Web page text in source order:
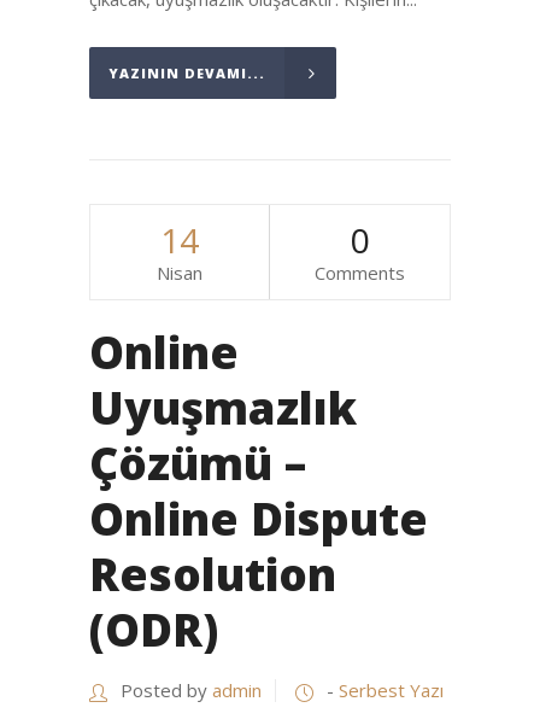
YAZININ DEVAMI...
14
Nisan
0
Comments
Online
Uyuşmazlık
Çözümü –
Online Dispute
Resolution
(ODR)
Posted by admin - Serbest Yazı